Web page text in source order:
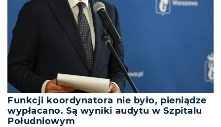
Funkcji koordynatora nie było, pieniądze
wypłacano. Są wyniki audytu w Szpitalu
Południowym